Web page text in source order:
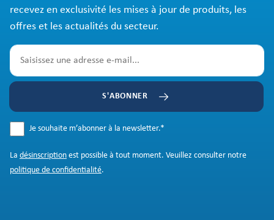
recevez en exclusivité les mises à jour de produits, les
offres et les actualités du secteur.
S'ABONNER
Je souhaite m’abonner à la newsletter.*
La désinscription est possible à tout moment. Veuillez consulter notre
politique de confidentialité.